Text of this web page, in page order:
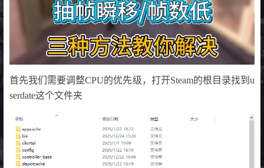
首先我们需要调整CPU的优先级，打开Steam的根目录找到u
serdate这个文件夹